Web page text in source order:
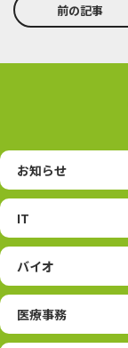
前の記事
お知らせ
IT
バイオ
医療事務